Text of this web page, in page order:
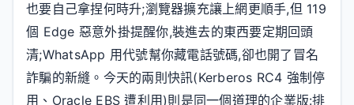
也要自己拿捏何時升;瀏覽器擴充讓上網更順手,但 119
個 Edge 惡意外掛提醒你,裝進去的東西要定期回頭
清;WhatsApp 用代號幫你藏電話號碼,卻也開了冒名
詐騙的新縫。今天的兩則快訊(Kerberos RC4 強制停
用、Oracle EBS 遭利用)則是同一個道理的企業版:排